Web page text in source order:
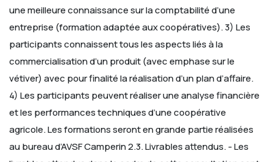
une meilleure connaissance sur la comptabilité d’une
entreprise (formation adaptée aux coopératives).3) Les
participants connaissent tous les aspects liés à la
commercialisation d’un produit (avec emphase sur le
vétiver) avec pour finalité la réalisation d’un plan d’affaire.
4) Les participants peuvent réaliser une analyse financière
et les performances techniques d’une coopérative
agricole.Les formations seront en grande partie réalisées
au bureau d’AVSF Camperin2.3. Livrables attendus. -Les